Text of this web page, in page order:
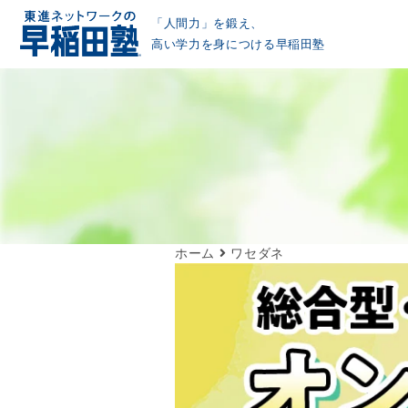
「人間力」を鍛え、
高い学力を身につける早稲田塾
ホーム ワセダネ